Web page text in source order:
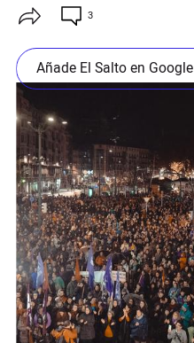
3
Añade El Salto en Google